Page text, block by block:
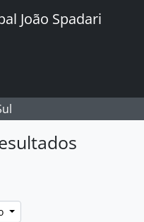
João Spadari